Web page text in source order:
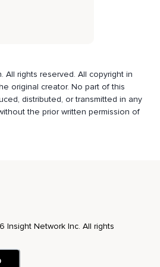
mejor,
pensar en esa persona que te
que ni siquiera dudaste en
vida,
ha sido una cadena de
All rights reserved. All copyright in
original creator. No part of this
distributed, or transmitted in any
the prior written permission of
Network Inc. All rights